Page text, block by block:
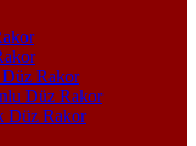
Rakor
Düz Rakor
Düz Rakor